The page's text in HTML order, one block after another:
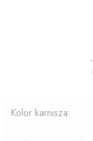
Kolor karnisza: